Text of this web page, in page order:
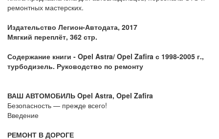
ремонтных мастерских.
Издательство Легион-Автодата, 2017
Мягкий переплёт, 362 стр.
Содержание книги - Opel Astra/ Opel Zafira с 1998-2005 г.,
турбодизель. Руководство по ремонту
ВАШ АВТОМОБИЛЬ Opel Astra, Opel Zafira
Безопасность — прежде всего!
Введение
РЕМОНТ В ДОРОГЕ